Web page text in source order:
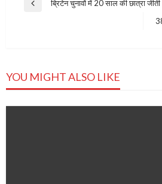
Previous
ब्रिटेन चुनावों में 20 साल की छात्रा जीती
YOU MIGHT ALSO LIKE